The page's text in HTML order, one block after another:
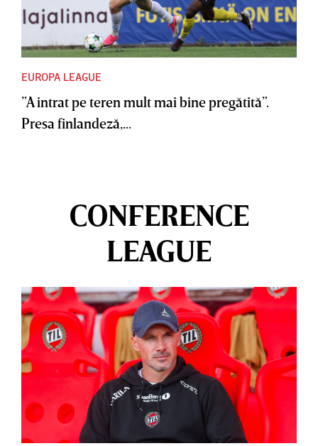
EUROPA LEAGUE
”A intrat pe teren mult mai bine pregătită”.
Presa finlandeză,...
CONFERENCE
LEAGUE